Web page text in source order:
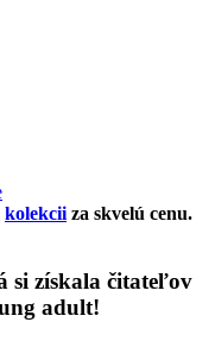
kolekcii za skvelú cenu.
si získala čitateľov
adult!